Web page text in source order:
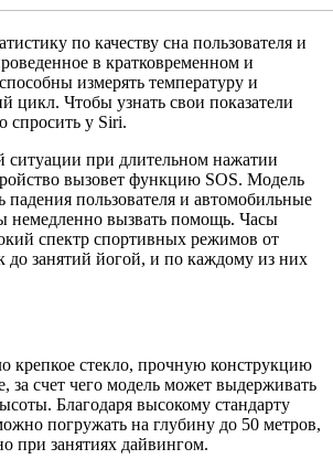
по качеству сна пользователя и
в кратковременном и
измерять температуру и
цикл. Чтобы узнать свои показатели
спросить у Siri.
ситуации при длительном нажатии
вызовет функцию SOS. Модель
падения пользователя и автомобильные
немедленно вызвать помощь. Часы
спектр спортивных режимов от
до занятий йогой, и по каждому из них
крепкое стекло, прочную конструкцию
за счет чего модель может выдерживать
Благодаря высокому стандарту
погружать на глубину до 50 метров,
при занятиях дайвингом.